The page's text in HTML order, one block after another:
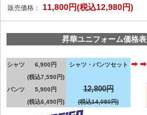
販売価格： 11,800円(税込12,980円)
昇華ユニフォーム価格表
シャツ
6,900円
(税込7,590円)
シャツ・パンツセット ➡ ➡
パンツ
5,900円
(税込6,490円)
12,800円
(税込14,080円)